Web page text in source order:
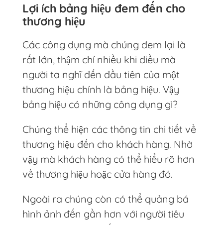
Lợi ích bảng hiệu đem đến cho
thương hiệu
Các công dụng mà chúng đem lại là
rất lớn, thậm chí nhiều khi điều mà
người ta nghĩ đến đầu tiên của một
thương hiệu chính là bảng hiệu. Vậy
bảng hiệu có những công dụng gì?
Chúng thể hiện các thông tin chi tiết về
thương hiệu đến cho khách hàng. Nhờ
vậy mà khách hàng có thể hiểu rõ hơn
về thương hiệu hoặc cửa hàng đó.
Ngoài ra chúng còn có thể quảng bá
hình ảnh đến gần hơn với người tiêu